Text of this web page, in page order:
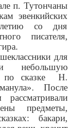
п. Тутончаны
эвенкийских
летию со дня
писателя,
для
небольшую
по сказке
Н.
После
рассматривали
предметы,
бакари,